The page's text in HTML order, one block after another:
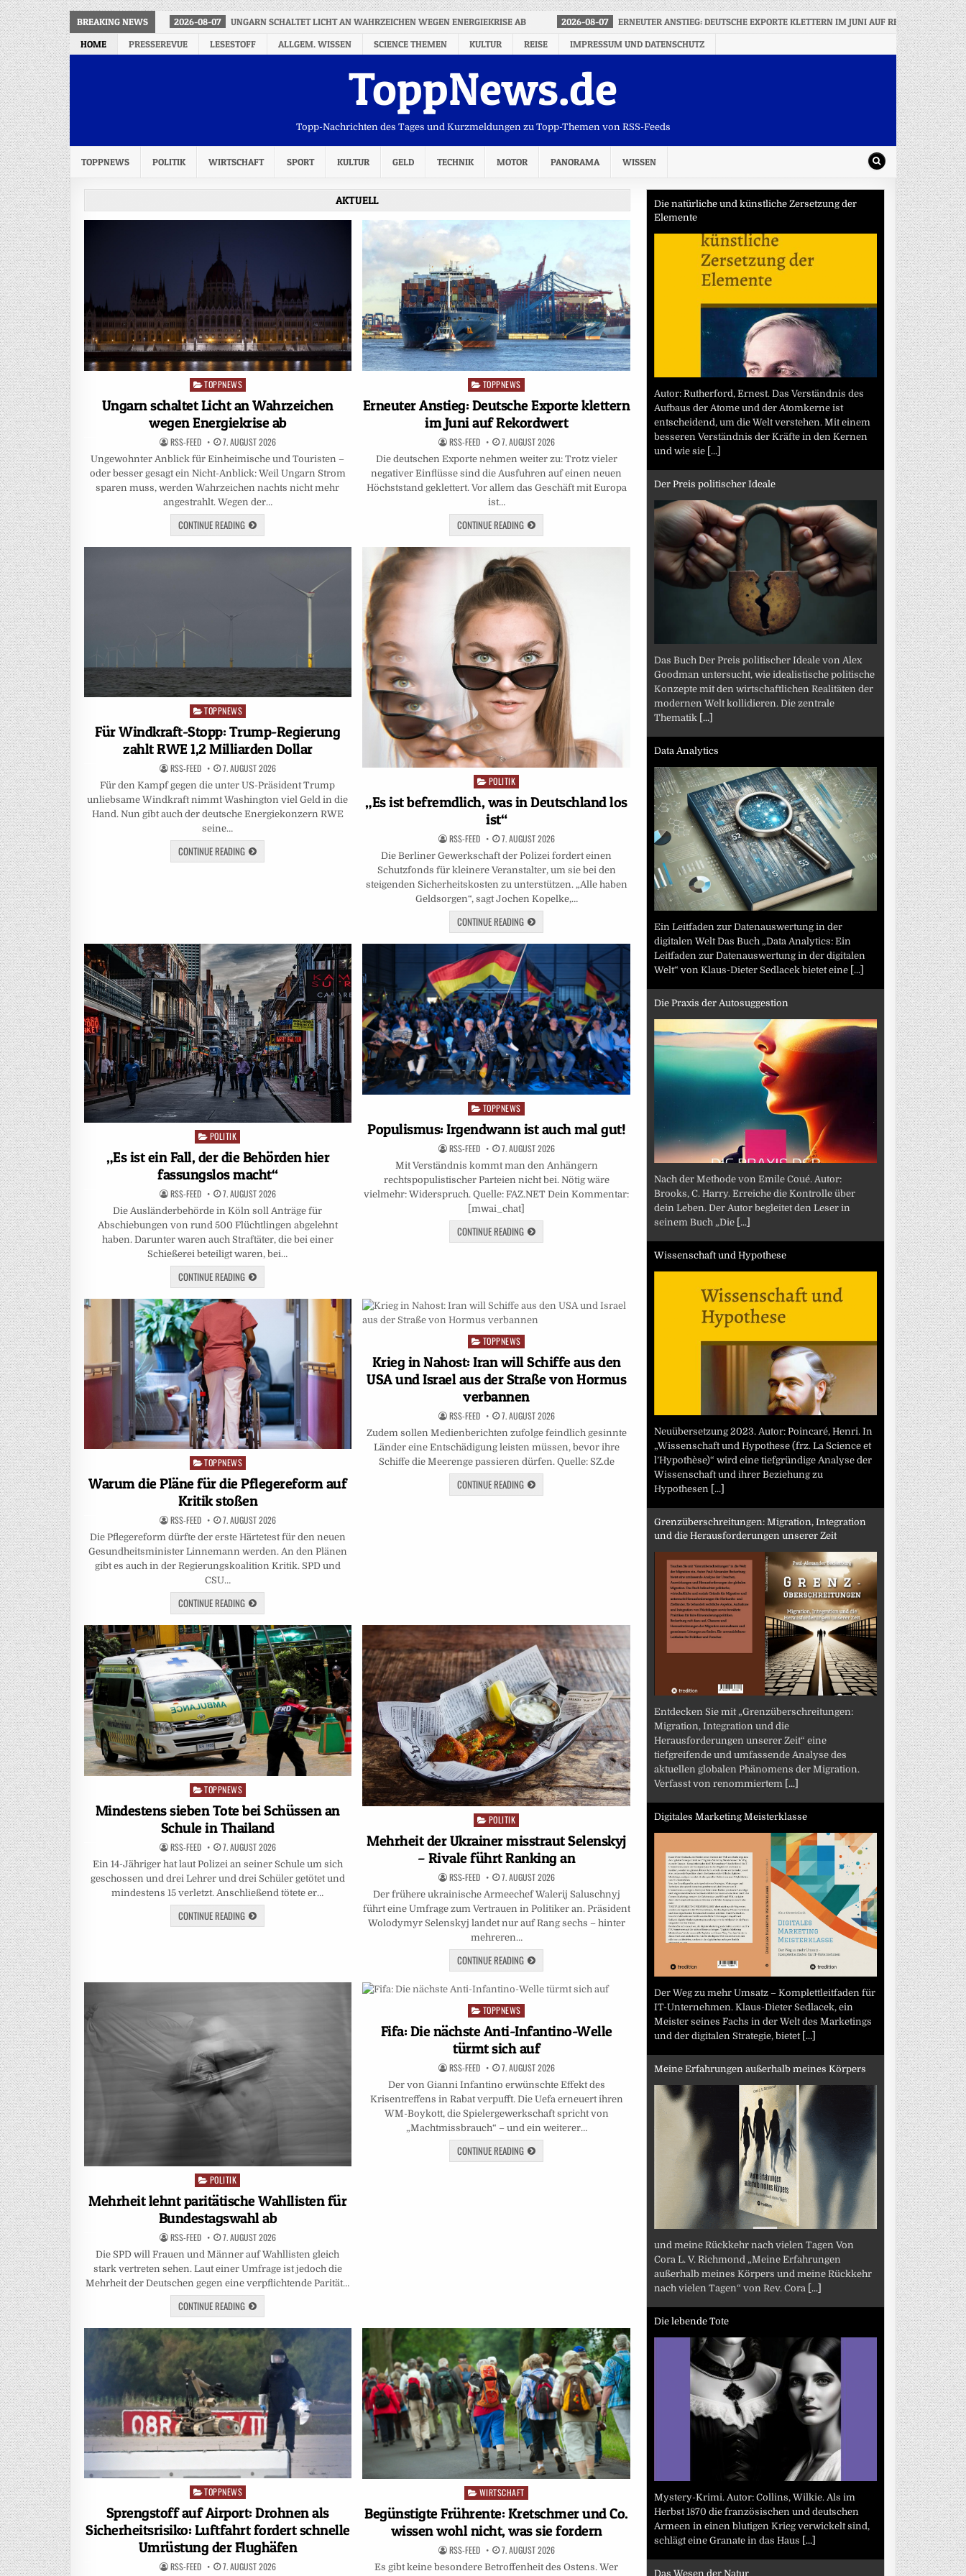
BREAKING NEWS 2026-08-07 UNGARN SCHALTET LICHT AN WAHRZEICHEN WEGEN ENERGIEKRISE AB 2026-08-07
ERNEUTER ANSTIEG: DEUTSCHE EXPORTE KLETTERN IM JUNI AUF REKORDWERT
HOME
PRESSEREVUE LESESTOFF ALLGEM. WISSEN SCIENCE THEMEN KULTUR REISE IMPRESSUM UND DATENSCHUTZ
ToppNews.de
Topp-Nachrichten des Tages und Kurzmeldungen zu Topp-Themen von RSS-Feeds
TOPPNEWS POLITIK WIRTSCHAFT SPORT KULTUR GELD TECHNIK MOTOR PANORAMA WISSEN
AKTUELL
Posted
TOPPNEWS
Ungarn schaltet Licht an Wahrzeichen
wegen Energiekrise ab
RSS-FEED 7. AUGUST 2026
Ungewohnter Anblick für Einheimische und Touristen –
oder besser gesagt ein Nicht-Anblick: Weil Ungarn Strom
sparen muss, werden Wahrzeichen nachts nicht mehr
angestrahlt. Wegen der…
CONTINUE READING
Posted
in
TOPPNEWS
Erneuter Anstieg: Deutsche Exporte klettern
im Juni auf Rekordwert
RSS-FEED 7. AUGUST 2026
Die deutschen Exporte nehmen weiter zu: Trotz vieler
negativer Einflüsse sind die Ausfuhren auf einen neuen
Höchststand geklettert. Vor allem das Geschäft mit Europa
ist…
CONTINUE READING
Posted
in
TOPPNEWS
Für Windkraft-Stopp: Trump-Regierung
zahlt RWE 1,2 Milliarden Dollar
RSS-FEED 7. AUGUST 2026
Für den Kampf gegen die unter US-Präsident Trump
unliebsame Windkraft nimmt Washington viel Geld in die
Hand. Nun gibt auch der deutsche Energiekonzern RWE
seine…
CONTINUE READING
Posted
in
POLITIK
„Es ist befremdlich, was in Deutschland los
ist“
RSS-FEED 7. AUGUST 2026
Die Berliner Gewerkschaft der Polizei fordert einen
Schutzfonds für kleinere Veranstalter, um sie bei den
steigenden Sicherheitskosten zu unterstützen. „Alle haben
Geldsorgen“, sagt Jochen Kopelke,…
CONTINUE READING
Posted
in
POLITIK
„Es ist ein Fall, der die Behörden hier
fassungslos macht“
RSS-FEED 7. AUGUST 2026
Die Ausländerbehörde in Köln soll Anträge für
Abschiebungen von rund 500 Flüchtlingen abgelehnt
haben. Darunter waren auch Straftäter, die bei einer
Schießerei beteiligt waren, bei…
CONTINUE READING
Posted
TOPPNEWS
Populismus: Irgendwann ist auch mal gut!
RSS-FEED 7. AUGUST 2026
Mit Verständnis kommt man den Anhängern
rechtspopulistischer Parteien nicht bei. Nötig wäre
vielmehr: Widerspruch. Quelle: FAZ.NET Dein Kommentar:
[mwai_chat]
CONTINUE READING
Posted
TOPPNEWS
Warum die Pläne für die Pflegereform auf
Kritik stoßen
RSS-FEED 7. AUGUST 2026
Die Pflegereform dürfte der erste Härtetest für den neuen
Gesundheitsminister Linnemann werden. An den Plänen
gibt es auch in der Regierungskoalition Kritik. SPD und
CSU…
CONTINUE READING
Posted
in
TOPPNEWS
Krieg in Nahost: Iran will Schiffe aus den
USA und Israel aus der Straße von Hormus
verbannen
RSS-FEED 7. AUGUST 2026
Zudem sollen Medienberichten zufolge feindlich gesinnte
Länder eine Entschädigung leisten müssen, bevor ihre
Schiffe die Meerenge passieren dürfen. Quelle: SZ.de
CONTINUE READING
Posted
in
TOPPNEWS
Mindestens sieben Tote bei Schüssen an
Schule in Thailand
RSS-FEED 7. AUGUST 2026
Ein 14-Jähriger hat laut Polizei an seiner Schule um sich
geschossen und drei Lehrer und drei Schüler getötet und
mindestens 15 verletzt. Anschließend tötete er…
CONTINUE READING
Posted
in
POLITIK
Mehrheit der Ukrainer misstraut Selenskyj
– Rivale führt Ranking an
RSS-FEED 7. AUGUST 2026
Der frühere ukrainische Armeechef Walerij Saluschnyj
führt eine Umfrage zum Vertrauen in Politiker an. Präsident
Wolodymyr Selenskyj landet nur auf Rang sechs – hinter
mehreren…
CONTINUE READING
Posted
POLITIK
Mehrheit lehnt paritätische Wahllisten für
Bundestagswahl ab
RSS-FEED 7. AUGUST 2026
Die SPD will Frauen und Männer auf Wahllisten gleich
stark vertreten sehen. Laut einer Umfrage ist jedoch die
Mehrheit der Deutschen gegen eine verpflichtende Parität…
CONTINUE READING
Posted
in
TOPPNEWS
Fifa: Die nächste Anti-Infantino-Welle
türmt sich auf
RSS-FEED 7. AUGUST 2026
Der von Gianni Infantino erwünschte Effekt des
Krisentreffens in Rabat verpufft. Die Uefa erneuert ihren
WM-Boykott, die Spielergewerkschaft spricht von
„Machtmissbrauch“ – und ein weiterer…
CONTINUE READING
Posted
TOPPNEWS
Sprengstoff auf Airport: Drohnen als
Sicherheitsrisiko: Luftfahrt fordert schnelle
Umrüstung der Flughäfen
RSS-FEED 7. AUGUST 2026
Posted
in
WIRTSCHAFT
Begünstigte Frührente: Kretschmer und Co.
wissen wohl nicht, was sie fordern
RSS-FEED 7. AUGUST 2026
Es gibt keine besondere Betroffenheit des Ostens. Wer
Die natürliche und künstliche Zersetzung der
Elemente
Autor: Rutherford, Ernest. Das Verständnis des
Aufbaus der Atome und der Atomkerne ist
entscheidend, um die Welt verstehen. Mit einem
besseren Verständnis der Kräfte in den Kernen
und wie sie [...]
Der Preis politischer Ideale
Das Buch Der Preis politischer Ideale von Alex
Goodman untersucht, wie idealistische politische
Konzepte mit den wirtschaftlichen Realitäten der
modernen Welt kollidieren. Die zentrale
Thematik [...]
Data Analytics
Ein Leitfaden zur Datenauswertung in der
digitalen Welt Das Buch „Data Analytics: Ein
Leitfaden zur Datenauswertung in der digitalen
Welt“ von Klaus-Dieter Sedlacek bietet eine [...]
Die Praxis der Autosuggestion
Nach der Methode von Emile Coué. Autor:
Brooks, C. Harry. Erreiche die Kontrolle über
dein Leben. Der Autor begleitet den Leser in
seinem Buch „Die [...]
Wissenschaft und Hypothese
Neuübersetzung 2023. Autor: Poincaré, Henri. In
„Wissenschaft und Hypothese (frz. La Science et
l’Hypothèse)“ wird eine tiefgründige Analyse der
Wissenschaft und ihrer Beziehung zu
Hypothesen [...]
Grenzüberschreitungen: Migration, Integration
und die Herausforderungen unserer Zeit
Entdecken Sie mit „Grenzüberschreitungen:
Migration, Integration und die
Herausforderungen unserer Zeit“ eine
tiefgreifende und umfassende Analyse des
aktuellen globalen Phänomens der Migration.
Verfasst von renommiertem [...]
Digitales Marketing Meisterklasse
Der Weg zu mehr Umsatz – Komplettleitfaden für
IT-Unternehmen. Klaus-Dieter Sedlacek, ein
Meister seines Fachs in der Welt des Marketings
und der digitalen Strategie, bietet [...]
Meine Erfahrungen außerhalb meines Körpers
und meine Rückkehr nach vielen Tagen Von
Cora L. V. Richmond „Meine Erfahrungen
außerhalb meines Körpers und meine Rückkehr
nach vielen Tagen“ von Rev. Cora [...]
Die lebende Tote
Mystery-Krimi. Autor: Collins, Wilkie. Als im
Herbst 1870 die französischen und deutschen
Armeen in einen blutigen Krieg verwickelt sind,
schlägt eine Granate in das Haus [...]
Das Wesen der Natur